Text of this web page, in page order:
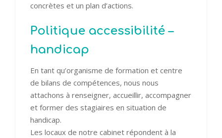
concrètes et un plan d’actions.
Politique accessibilité –
handicap
En tant qu’organisme de formation et centre
de bilans de compétences, nous nous
attachons à renseigner, accueillir, accompagner
et former des stagiaires en situation de
handicap.
Les locaux de notre cabinet répondent à la